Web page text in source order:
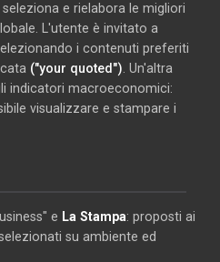
e rielabora le migliori
L'utente è invitato a
i contenuti preferiti
("your quoted") . Un'altra
indicatori macroeconomici:
visualizzare e stampare i
e La Stampa: proposti ai
su ambiente ed